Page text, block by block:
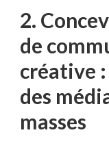
2.
de
créative
des
masses